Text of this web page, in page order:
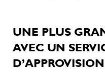
UNE PLUS
AVEC UN